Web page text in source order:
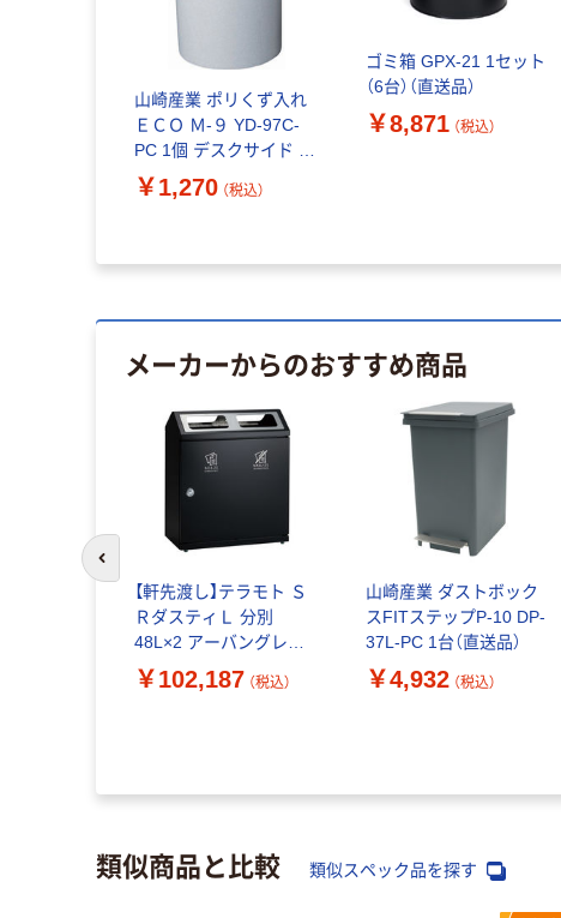
山崎産業 ポリくず入れ
ＥＣＯ Ｍ-９ YD-97C-
PC 1個 デスクサイド 屋
内用丸型ごみ箱 オフィ
ス ホテル スリム 日本製
￥1,270 （税込）
ゴミ箱 GPX-21 1セット
（6台）（直送品）
￥8,871 （税込）
メーカーからのおすすめ商品
【軒先渡し】テラモト Ｓ
ＲダスティＬ 分別
48L×2 アーバングレー
DS2483108 1台（直送
品）
￥102,187 （税込）
山崎産業 ダストボック
スFITステップP-10 DP-
37L-PC 1台（直送品）
￥4,932 （税込）
類似商品と比較 類似スペック品を探す